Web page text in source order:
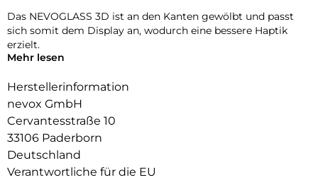
Das NEVOGLASS 3D ist an den Kanten gewölbt und passt
sich somit dem Display an, wodurch eine bessere Haptik
erzielt.
zuverlässig geschützt.
Mehr lesen
Herstellerinformation
nevox GmbH
Cervantesstraße 10
33106 Paderborn
Deutschland
Verantwortliche für die EU